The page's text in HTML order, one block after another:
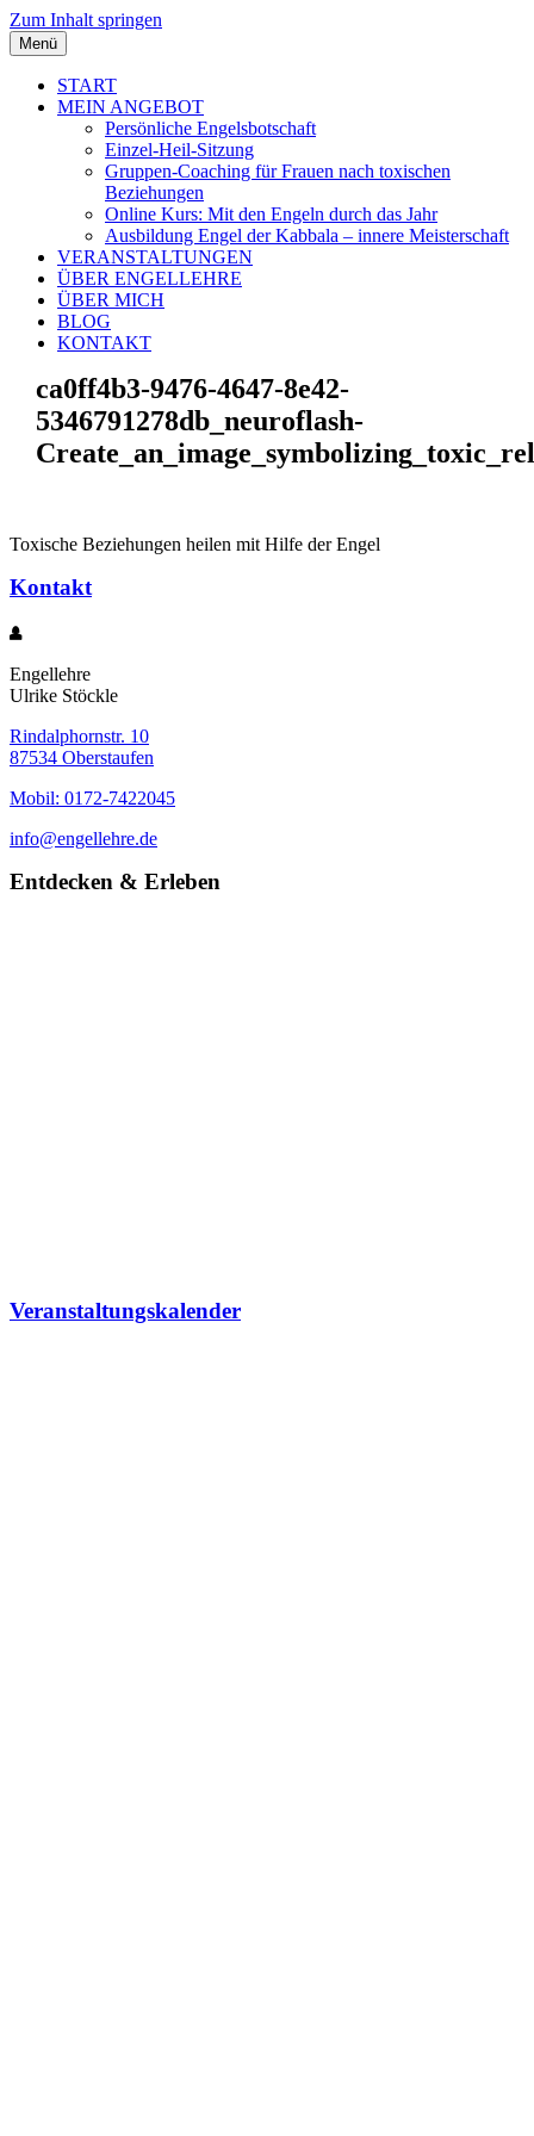
Zum Inhalt springen
Menü
START
MEIN ANGEBOT
Persönliche Engelsbotschaft
Einzel-Heil-Sitzung
Gruppen-Coaching für Frauen nach toxischen
Beziehungen
Online Kurs: Mit den Engeln durch das Jahr
Ausbildung Engel der Kabbala – innere Meisterschaft
VERANSTALTUNGEN
ÜBER ENGELLEHRE
ÜBER MICH
BLOG
KONTAKT
ca0ff4b3-9476-4647-8e42-
5346791278db_neuroflash-
Toxische Beziehungen heilen mit Hilfe der Engel
Kontakt
Engellehre
Ulrike Stöckle
Rindalphornstr. 10
87534 Oberstaufen
Mobil: 0172-7422045
info@engellehre.de
Entdecken & Erleben
Veranstaltungskalender